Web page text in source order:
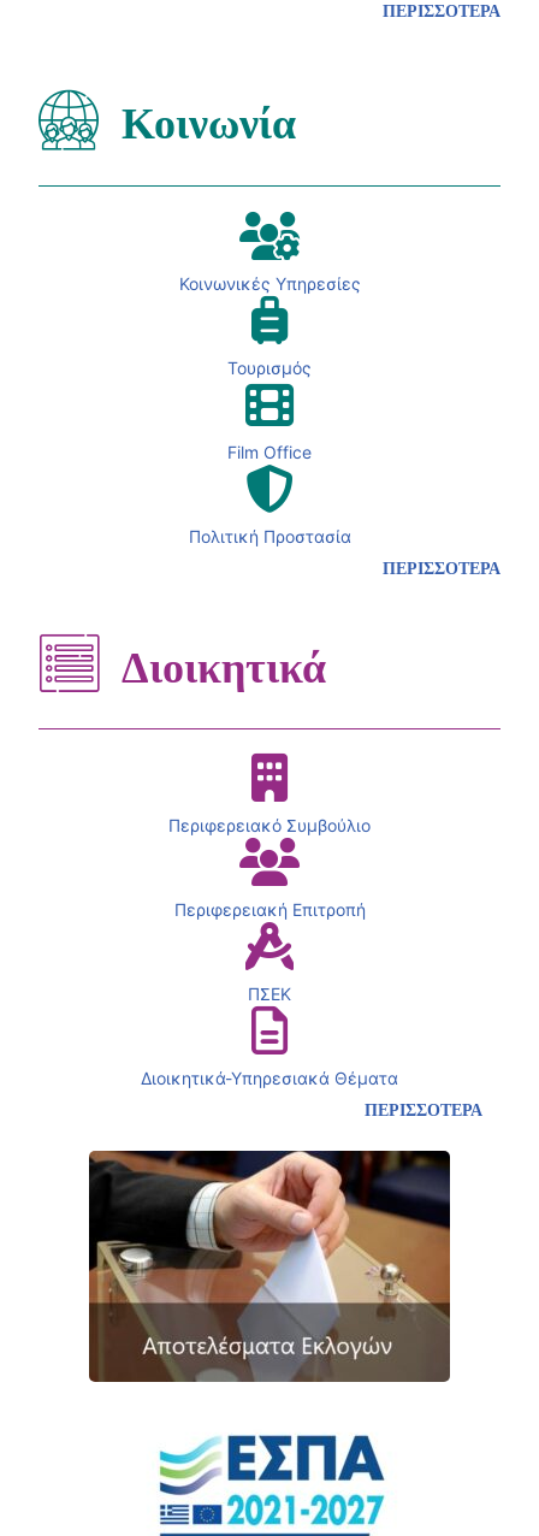
ΠΕΡΙΣΣΟΤΕΡΑ
Κοινωνία
Κοινωνικές Υπηρεσίες
Τουρισμός
Film Office
Πολιτική Προστασία
ΠΕΡΙΣΣΟΤΕΡΑ
Διοικητικά
Περιφερειακό Συμβούλιο
Περιφερειακή Επιτροπή
ΠΣΕΚ
Διοικητικά-Υπηρεσιακά Θέματα
ΠΕΡΙΣΣΟΤΕΡΑ